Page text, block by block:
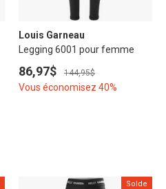
Louis Garneau
Legging 6001 pour femme
86,97$ 144,95$
Vous économisez 40%
Solde